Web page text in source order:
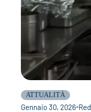
ATTUALITÀ
Gennaio 30, 2026